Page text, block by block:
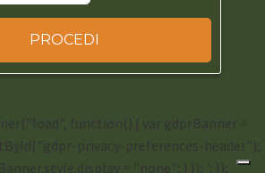
function() { var gdprBanner =
privacy-preferences-header");
= "none"; } }); '; });